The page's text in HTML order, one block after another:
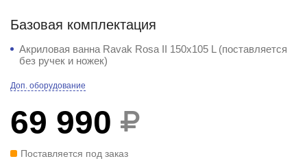
Базовая комплектация
Акриловая ванна Ravak Rosa II 150x105 L (поставляется
без ручек и ножек)
Доп. оборудование
69 990
Поставляется под заказ